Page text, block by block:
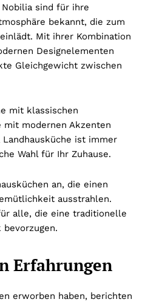
sind für ihre
bekannt, die zum
Mit ihrer Kombination
Designelementen
Gleichgewicht zwischen
mit klassischen
modernen Akzenten
ist immer
Wahl für Ihr Zuhause.
an, die einen
ausstrahlen.
alle, die eine traditionelle
Erfahrungen
erworben haben, berichten